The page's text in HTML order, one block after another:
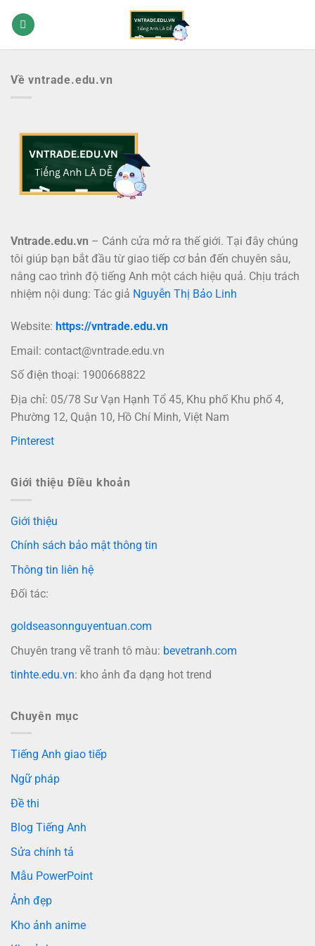
qua
Về vntrade.edu.vn
Vntrade.edu.vn – Cánh cửa mở ra thế giới. Tại đây chúng
tôi giúp bạn bắt đầu từ giao tiếp cơ bản đến chuyên sâu,
nâng cao trình độ tiếng Anh một cách hiệu quả. Chịu trách
nhiệm nội dung: Tác giả Nguyễn Thị Bảo Linh
Website: https://vntrade.edu.vn
Email: contact@vntrade.edu.vn
Số điện thoại: 1900668822
Địa chỉ: 05/78 Sư Vạn Hạnh Tổ 45, Khu phố Khu phố 4,
Phường 12, Quận 10, Hồ Chí Minh, Việt Nam
Pinterest
Giới thiệu Điều khoản
Giới thiệu
Chính sách bảo mật thông tin
Thông tin liên hệ
Đối tác:
goldseasonnguyentuan.com
Chuyên trang vẽ tranh tô màu: bevetranh.com
tinhte.edu.vn: kho ảnh đa dạng hot trend
Chuyên mục
Tiếng Anh giao tiếp
Ngữ pháp
Đề thi
Blog Tiếng Anh
Sửa chính tả
Mẫu PowerPoint
Ảnh đẹp
Kho ảnh anime